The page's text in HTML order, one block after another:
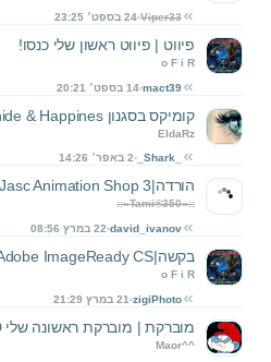
Viper33 24 בספט׳ 23:25
פיווט | פיווט ראשון שלי כנסו!
o F i R
mact39 14 בספט׳ 20:21
קומיקס בסגנון Cyanide & Happines
EldaRz
_Shark_ 2 באפר׳ 14:26
הורדה|Jasc Animation Shop 3 !המלא!
::»Tami®350«::
david_ivanov 22 במרץ 08:56
בקשה|Adobe ImageReady CS
o F i R
zigiPhoto 21 במרץ 21:29
מוברקת | מוברקת ראשונה שלי D:
Maor^^